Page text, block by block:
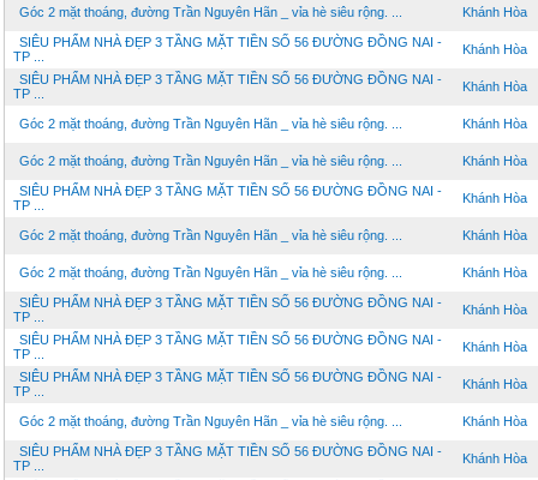
Góc 2 mặt thoáng, đường Trần Nguyên Hãn _ vỉa hè siêu rộng. ... Khánh Hòa
SIÊU PHẨM NHÀ ĐẸP 3 TẦNG MẶT TIỀN SỐ 56 ĐƯỜNG ĐỒNG NAI -
TP ...
Khánh Hòa
SIÊU PHẨM NHÀ ĐẸP 3 TẦNG MẶT TIỀN SỐ 56 ĐƯỜNG ĐỒNG NAI -
TP ...
Khánh Hòa
Góc 2 mặt thoáng, đường Trần Nguyên Hãn _ vỉa hè siêu rộng. ... Khánh Hòa
Góc 2 mặt thoáng, đường Trần Nguyên Hãn _ vỉa hè siêu rộng. ... Khánh Hòa
SIÊU PHẨM NHÀ ĐẸP 3 TẦNG MẶT TIỀN SỐ 56 ĐƯỜNG ĐỒNG NAI -
TP ...
Khánh Hòa
Góc 2 mặt thoáng, đường Trần Nguyên Hãn _ vỉa hè siêu rộng. ... Khánh Hòa
Góc 2 mặt thoáng, đường Trần Nguyên Hãn _ vỉa hè siêu rộng. ... Khánh Hòa
SIÊU PHẨM NHÀ ĐẸP 3 TẦNG MẶT TIỀN SỐ 56 ĐƯỜNG ĐỒNG NAI -
TP ...
Khánh Hòa
SIÊU PHẨM NHÀ ĐẸP 3 TẦNG MẶT TIỀN SỐ 56 ĐƯỜNG ĐỒNG NAI -
TP ...
Khánh Hòa
SIÊU PHẨM NHÀ ĐẸP 3 TẦNG MẶT TIỀN SỐ 56 ĐƯỜNG ĐỒNG NAI -
TP ...
Khánh Hòa
Góc 2 mặt thoáng, đường Trần Nguyên Hãn _ vỉa hè siêu rộng. ... Khánh Hòa
SIÊU PHẨM NHÀ ĐẸP 3 TẦNG MẶT TIỀN SỐ 56 ĐƯỜNG ĐỒNG NAI -
TP ...
Khánh Hòa